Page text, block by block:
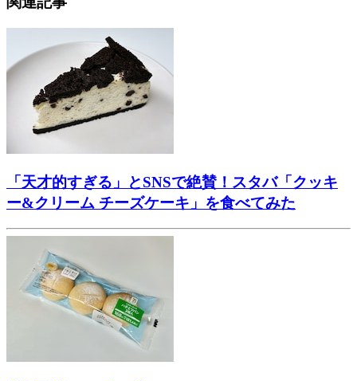
「天才的すぎる」とSNSで絶賛！スタバ「クッキ
ー&クリーム チーズケーキ」を食べてみた